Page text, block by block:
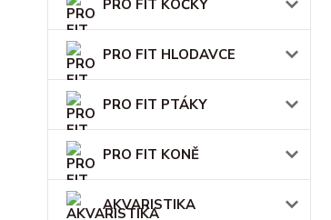
PRO FIT KOČKY
PRO FIT HLODAVCE
PRO FIT PTÁKY
PRO FIT KONĚ
AKVARISTIKA